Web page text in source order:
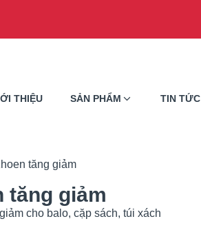
THIỆU SẢN PHẨM TIN TỨC
tăng giảm
tăng giảm
cho balo, cặp sách, túi xách